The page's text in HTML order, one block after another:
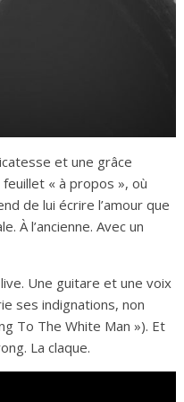
et une grâce
« à propos », où
de lui écrire l’amour que
À l’ancienne. Avec un
Une guitare et une voix
ses indignations, non
To The White Man »). Et
La claque.